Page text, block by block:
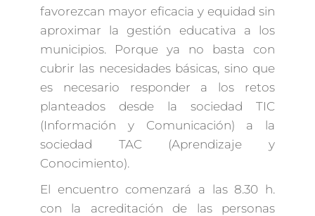
favorezcan mayor eficacia y equidad sin
aproximar la gestión educativa a los
municipios. Porque ya no basta con
cubrir las necesidades básicas, sino que
es necesario responder a los retos
planteados desde la sociedad TIC
(Información y Comunicación) a la
sociedad TAC (Aprendizaje y
Conocimiento).
El encuentro comenzará a las 8.30 h.
con la acreditación de las personas